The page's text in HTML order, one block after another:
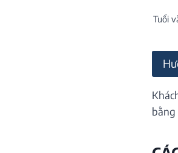
Tuổi
bằng